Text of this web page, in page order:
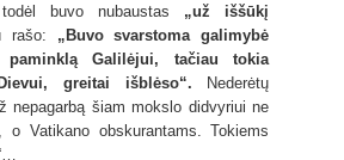
buvo nubaustas „už iššūkį
rašo: „Buvo svarstoma galimybė
paminklą Galilėjui, tačiau tokia
greitai išblėso“. Nederėtų
nepagarbą šiam mokslo didvyriui ne
o Vatikano obskurantams. Tokiems